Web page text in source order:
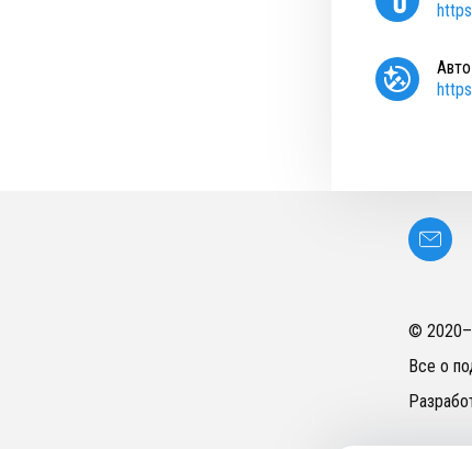
© 2020–
Все о